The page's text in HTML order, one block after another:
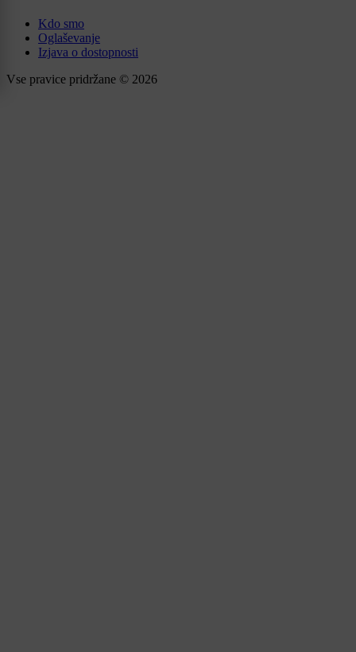
Kdo smo
Oglaševanje
Izjava o dostopnosti
Vse pravice pridržane © 2026